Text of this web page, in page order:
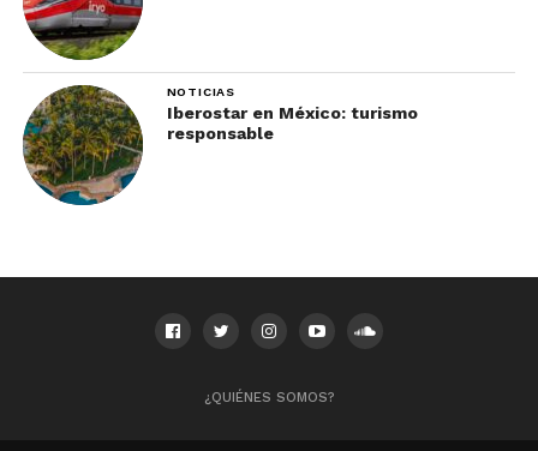
NOTICIAS
Iberostar en México: turismo
responsable
¿QUIÉNES SOMOS?